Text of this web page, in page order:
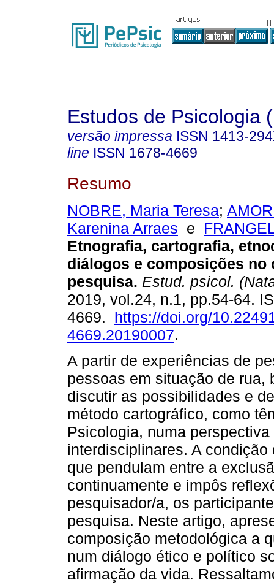
Estudos de Psicologia
versão impressa ISSN 1413-
line ISSN 1678-4669
Resumo
NOBRE, Maria Teresa;
Karenina Arraes e
Etnografia, cartografia,
diálogos e composições no
pesquisa. Estud. psicol.
2019, vol.24, n.1, pp.54-64.
4669. https://doi.org/
4669.20190007.
A partir de experiências de
pessoas em situação de rua,
discutir as possibilidades e
método cartográfico, como
Psicologia, numa
interdisciplinares. A
que pendulam entre a
continuamente e impôs
pesquisador/a, os
pesquisa. Neste artigo,
composição metodológica a
num diálogo ético e político
afirmação da vida.